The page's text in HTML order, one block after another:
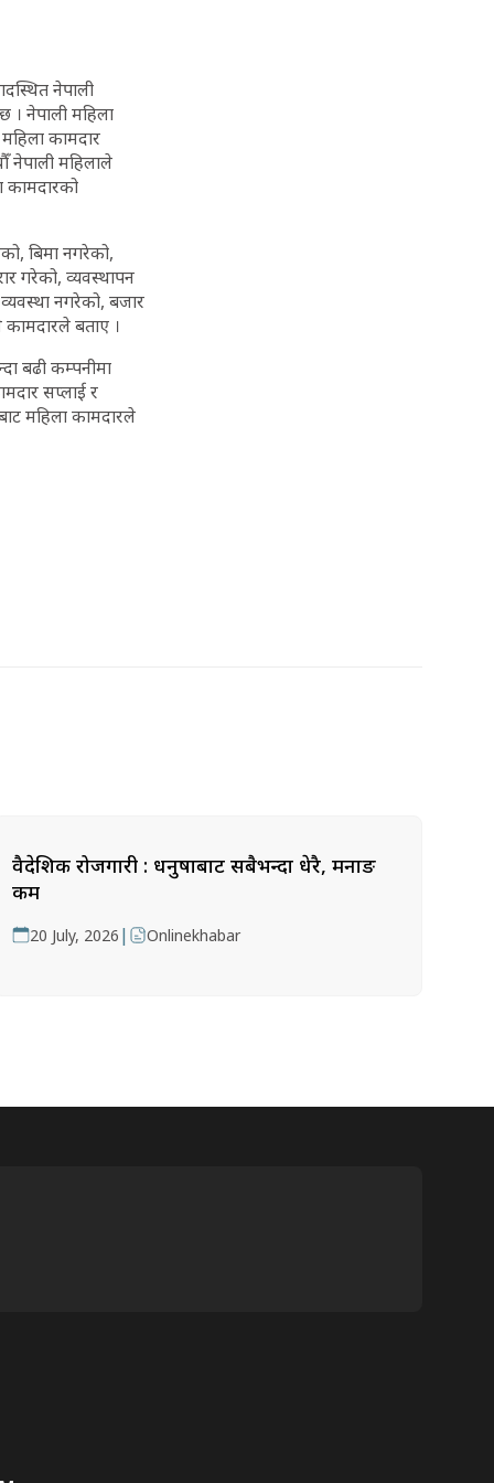
नेपाली
। नेपाली महिला
कामदार
नेपाली महिलाले
कामदारको
बिमा नगरेको,
गरेको, व्यवस्थापन
नगरेको, बजार
बताए ।
बढी कम्पनीमा
सप्लाई र
महिला कामदारले
वैदेशिक रोजगारी : धनुषाबाट सबैभन्दा धेरै, मनाङ
कम
20 July, 2026 | Onlinekhabar